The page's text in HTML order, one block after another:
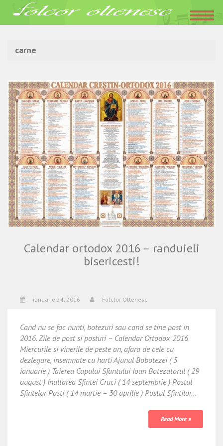
Acasa»carne
carne
Calendar ortodox 2016 – randuieli
bisericesti!
ianuarie 24, 2016 Folclor Oltenesc
Cand nu se fac nunti, botezuri sau cand se tine post in
2016. Zile de post si posturi – Calendar Ortodox 2016
Miercurile si vinerile de peste an, afara de cele cu
dezlegare, insemnate cu harti Ajunul Bobotezei ( 5
ianuarie ) Taierea Capului Sfantului Ioan Botezatorul ( 29
august ) Inaltarea Sfintei Cruci ( 14 septembrie ) Postul
Sfintelor Pasti ( 14 martie – 30 aprilie ) Postul Sfintilor…
Read More »